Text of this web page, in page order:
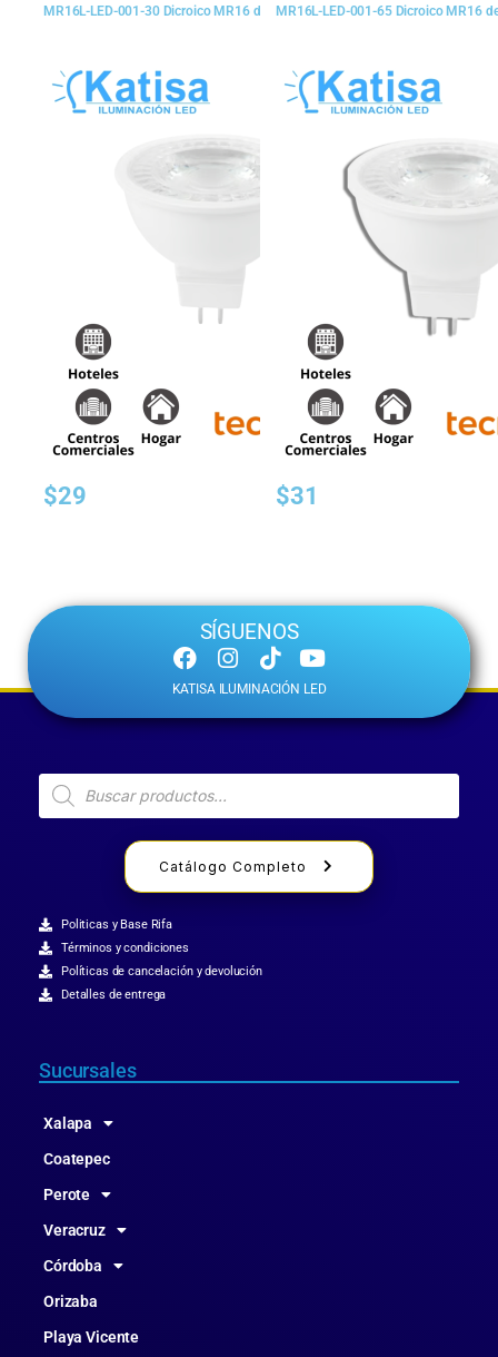
$31 $22
MR16L-LED-001-30 Dicroico MR16 de LED, Blanco Cálido
$29
MR16L-LED-001-65 Dicroico MR16
$31
Mostrando los 6 resultados
SÍGUENOS
KATISA ILUMINACIÓN LED
Catálogo Completo
Politicas y Base Rifa
Términos y condiciones
Políticas de cancelación y devolución
Detalles de entrega
Sucursales
Xalapa
Coatepec
Perote
Veracruz
Córdoba
Orizaba
Playa Vicente